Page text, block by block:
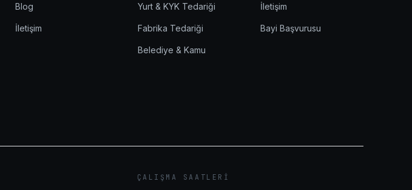
Blog
İletişim
Yurt & KYK Tedariği
Fabrika Tedariği
Belediye & Kamu
İletişim
Bayi Başvurusu
ÇALIŞMA SAATLERI